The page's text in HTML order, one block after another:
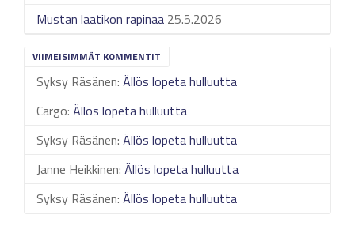
Mustan laatikon rapinaa 25.5.2026
VIIMEISIMMÄT KOMMENTIT
Syksy Räsänen: Ällös lopeta hulluutta
Cargo: Ällös lopeta hulluutta
Syksy Räsänen: Ällös lopeta hulluutta
Janne Heikkinen: Ällös lopeta hulluutta
Syksy Räsänen: Ällös lopeta hulluutta